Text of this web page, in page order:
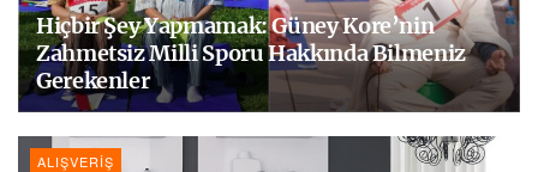
Hiçbir Şey Yapmamak: Güney Kore’nin
Zahmetsiz Milli Sporu Hakkında Bilmeniz
Gerekenler
ALIŞVERIŞ